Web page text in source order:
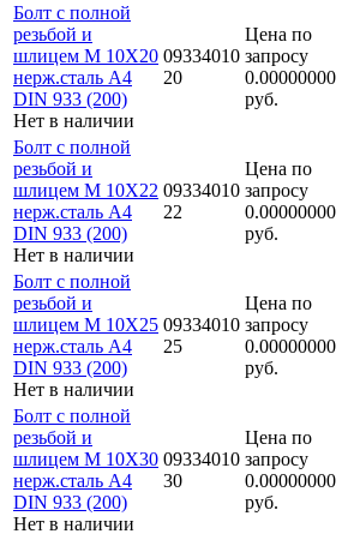
Болт с полной
резьбой и
шлицем M 10Х20
нерж.сталь A4
DIN 933 (200)
Нет в наличии
09334010
20
Цена по
запросу
0.00000000
руб.
Болт с полной
резьбой и
шлицем M 10Х22
нерж.сталь A4
DIN 933 (200)
Нет в наличии
09334010
22
Цена по
запросу
0.00000000
руб.
Болт с полной
резьбой и
шлицем M 10Х25
нерж.сталь A4
DIN 933 (200)
Нет в наличии
09334010
25
Цена по
запросу
0.00000000
руб.
Болт с полной
резьбой и
шлицем M 10Х30
нерж.сталь A4
DIN 933 (200)
Нет в наличии
09334010
30
Цена по
запросу
0.00000000
руб.